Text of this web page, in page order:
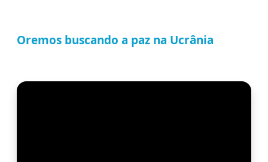
Oremos buscando a paz na Ucrânia